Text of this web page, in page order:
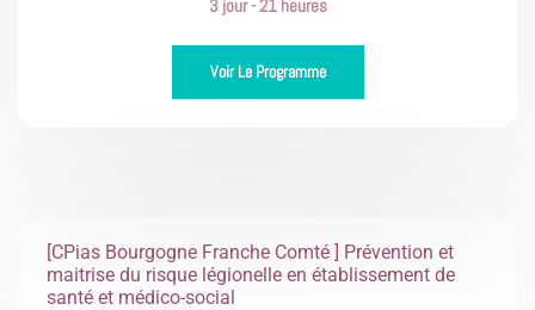
3 jour - 21 heures
Voir Le Programme
[CPias Bourgogne Franche Comté ] Prévention et
maitrise du risque légionelle en établissement de
santé et médico-social